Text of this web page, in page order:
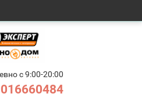
c 9:00-20:00